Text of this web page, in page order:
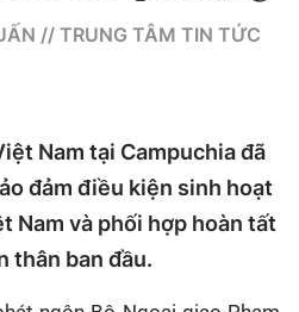
// TRUNG TÂM TIN TỨC
Nam tại Campuchia đã
đảm điều kiện sinh hoạt
Nam và phối hợp hoàn tất
thân ban đầu.